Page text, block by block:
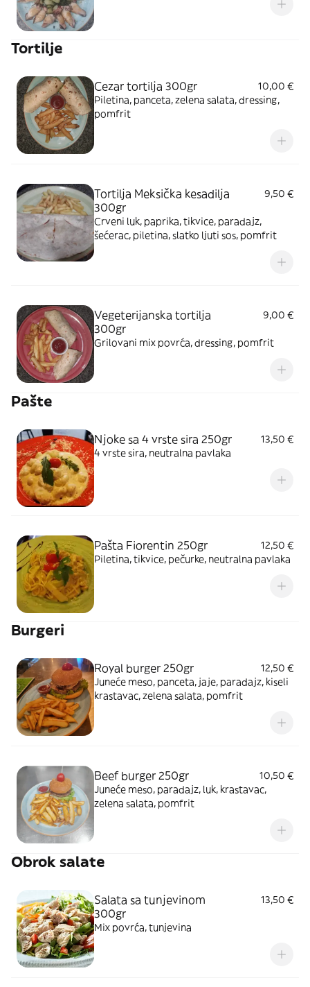
Tortilje
Cezar tortilja 300gr
10,00 €
Piletina, panceta, zelena salata, dressing,
pomfrit
Tortilja Meksička kesadilja
300gr
9,50 €
Crveni luk, paprika, tikvice, paradajz,
šećerac, piletina, slatko ljuti sos, pomfrit
Vegeterijanska tortilja
300gr
9,00 €
Grilovani mix povrća, dressing, pomfrit
Pašte
Njoke sa 4 vrste sira 250gr
13,50 €
4 vrste sira, neutralna pavlaka
Pašta Fiorentin 250gr
12,50 €
Piletina, tikvice, pečurke, neutralna pavlaka
Burgeri
Royal burger 250gr
12,50 €
Juneće meso, panceta, jaje, paradajz, kiseli
krastavac, zelena salata, pomfrit
Beef burger 250gr
10,50 €
Juneće meso, paradajz, luk, krastavac,
zelena salata, pomfrit
Obrok salate
Salata sa tunjevinom
300gr
13,50 €
Mix povrća, tunjevina